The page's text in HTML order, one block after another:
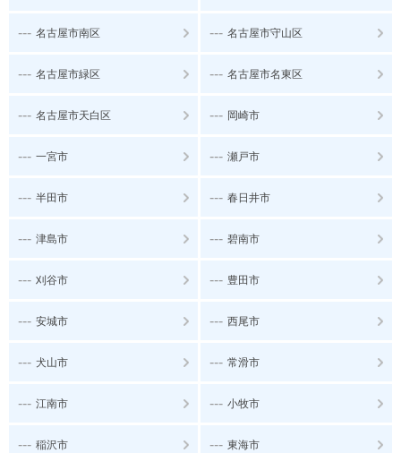
--- 名古屋市南区 --- 名古屋市守山区
--- 名古屋市緑区 --- 名古屋市名東区
--- 名古屋市天白区 --- 岡崎市
--- 一宮市 --- 瀬戸市
--- 半田市 --- 春日井市
--- 津島市 --- 碧南市
--- 刈谷市 --- 豊田市
--- 安城市 --- 西尾市
--- 犬山市 --- 常滑市
--- 江南市 --- 小牧市
--- 稲沢市 --- 東海市